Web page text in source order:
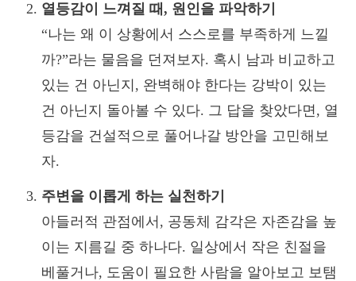
열등감이 느껴질 때, 원인을 파악하기
“나는 왜 이 상황에서 스스로를 부족하게 느낄
까?”라는 물음을 던져보자. 혹시 남과 비교하고
있는 건 아닌지, 완벽해야 한다는 강박이 있는
건 아닌지 돌아볼 수 있다. 그 답을 찾았다면, 열
등감을 건설적으로 풀어나갈 방안을 고민해보
자.
주변을 이롭게 하는 실천하기
아들러적 관점에서, 공동체 감각은 자존감을 높
이는 지름길 중 하나다. 일상에서 작은 친절을
베풀거나, 도움이 필요한 사람을 알아보고 보탬